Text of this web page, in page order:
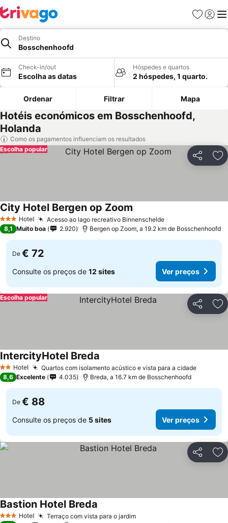
Favoritos
Iniciar
Destino
Bosschenhoofd
Check-in/out
Escolha as datas
Hóspedes e quartos
2 hóspedes, 1 quarto.
Ordenar Filtrar Mapa
Hotéis económicos em Bosschenhoofd,
Holanda
Como os pagamentos influenciam os resultados
Partilhar
Escolha popular
3 EstrelasHotel Acesso ao lago recreativo BinnenscheldeVer preços
City Hotel Bergen op Zoom
8,1 Muito boa 2.920 Bergen op Zoom, a 19.2 km de Bosschenhoofd
De € 72
Consulte os preços de 12 sites Ver preços
Partilhar
Escolha popular
2 Estrelas
Hotel Quartos com isolamento acústico e vista para a cidadeVer
IntercityHotel Breda
8,6 Excelente 4.035 Breda, a 16.7 km de Bosschenhoofd
De € 88
Consulte os preços de 5 sites Ver preços
Partilhar
3 EstrelasHotel Terraço com vista para o jardimVer preços
Bastion Hotel Breda